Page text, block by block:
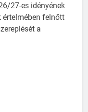
27-es idényének
értelmében felnőtt
a